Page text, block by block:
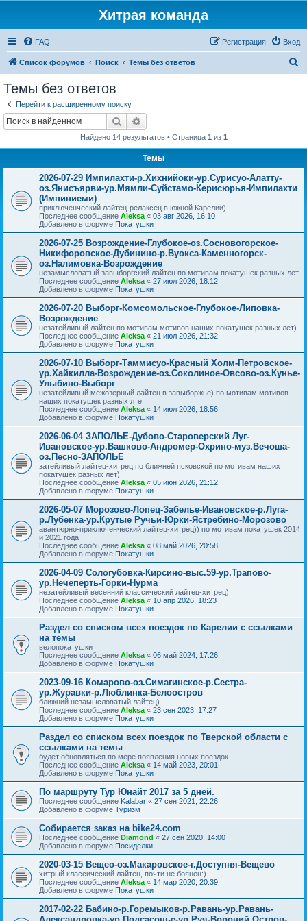
Хитрая команда
FAQ Вход
Регистрация
Список форумов Поиск Темы без ответов
Темы без ответов
Перейти к расширенному поиску
Поиск
Найдено 14 результатов • Страница 1 из 1
Темы
2026-07-29 Импилахти-р.Хихнийоки-ур.Сурисуо-Алатту-
оз.Янисъярви-ур.Мямли-Суйстамо-Керисюрья-Импилахти
(Импиниеми)
приключенческий лайтец-релаксец в южной Карелии)
Последнее сообщение Aleksa « 03 авг 2026, 16:10
Добавлено в форуме Покатушки
2026-07-25 Возрождение-Глубокое-оз.Сосновогорское-
Никифоровское-Дубинино-р.Вуокса-Каменногорск-
оз.Налимовка-Возрождение
незамысловатый завыборгский лайтец по мотивам покатушек разных лет
Последнее сообщение Aleksa « 27 июл 2026, 18:12
Добавлено в форуме Покатушки
2026-07-20 Выборг-Комсомольское-Глубокое-Липовка-
Возрождение
незатейливый лайтец по мотивам мотивов наших покатушек разных лет)
Последнее сообщение Aleksa « 21 июл 2026, 21:32
Добавлено в форуме Покатушки
2026-07-10 Выборг-Таммисуо-Красный Холм-Петровское-
ур.Хайкилла-Возрождение-оз.Соколиное-Овсово-оз.Кунье-
Улыбино-Выборг
незатейливый межозерный лайтец в завыборжье) по мотивам мотивов
наших покатушек разных лте
Последнее сообщение Aleksa « 14 июл 2026, 18:56
Добавлено в форуме Покатушки
2026-06-04 ЗАПОЛЬЕ-Дубово-Староверский Луг-
Ивановское-ур.Вашково-Андромер-Охрино-муз.Вечоша-
оз.Песно-ЗАПОЛЬЕ
затейливый лайтец-хитрец по ближней псковской по мотивам наших
покатушек разных лет)
Последнее сообщение Aleksa « 05 июн 2026, 21:12
Добавлено в форуме Покатушки
2026-05-07 Морозово-Лопец-Забелье-Ивановское-р.Луга-
р.Лубенка-ур.Крутые Ручьи-Юрки-Ястребино-Морозово
авантюрно-приключенческий лайтец-хитрец)) по мотивам покатушек 2014
и 2021 года
Последнее сообщение Aleksa « 08 май 2026, 20:58
Добавлено в форуме Покатушки
2026-04-09 Сологубовка-Кирсино-выс.59-ур.Трапово-
ур.Нечеперть-Горки-Нурма
незатейливый весенний классический лайтец-хитрец)
Последнее сообщение Aleksa « 10 апр 2026, 18:23
Добавлено в форуме Покатушки
Раздел со списком всех поездок по Карелии с ссылками
на темы
велопокатушки
Последнее сообщение Aleksa « 06 май 2024, 17:26
Добавлено в форуме Покатушки
2023-09-16 Комарово-оз.Симагинское-р.Сестра-
ур.Журавки-р.Люблинка-Белоостров
ближний незамысловатый лайтец)
Последнее сообщение Aleksa « 23 сен 2023, 17:27
Добавлено в форуме Покатушки
Раздел со списком всех поездок по Тверской области с
ссылками на темы
будет обновляться по мере появления новых поездок
Последнее сообщение Aleksa « 14 май 2023, 20:01
Добавлено в форуме Покатушки
По маршруту Тур Юнайт 2017 за 5 дней.
Последнее сообщение Kalabar « 27 сен 2021, 22:26
Добавлено в форуме Туризм
Собирается заказ на bike24.com
Последнее сообщение Diamond « 27 сен 2020, 14:00
Добавлено в форуме Посиделки
2020-03-15 Вещео-оз.Макаровское-г.Доступня-Вещево
хитрый классический лайтец, почти не боянец:)
Последнее сообщение Aleksa « 14 мар 2020, 20:39
Добавлено в форуме Покатушки
2017-02-22 Бабино-р.Горемыков-р.Равань-ур.Равань-
Александровка-ур.Подсасонье-ур.Руя-Вороний Остров-